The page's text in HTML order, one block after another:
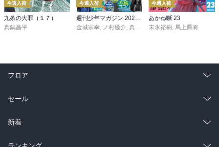
今週入荷
九条の大罪（１７）
真鍋昌平
今週入荷
週刊少年マガジン 2026年36・37号[2026年8月5日発売]
金城宗幸, ノ村優介, 真島ヒロ ,宮島礼吏,新川直司
今週入荷
あかね噺 23
末永裕樹, 馬上鷹将
フロア
総合
ラノベ
雑誌・グラビア
セール
総合
ラノベ
新着
総合